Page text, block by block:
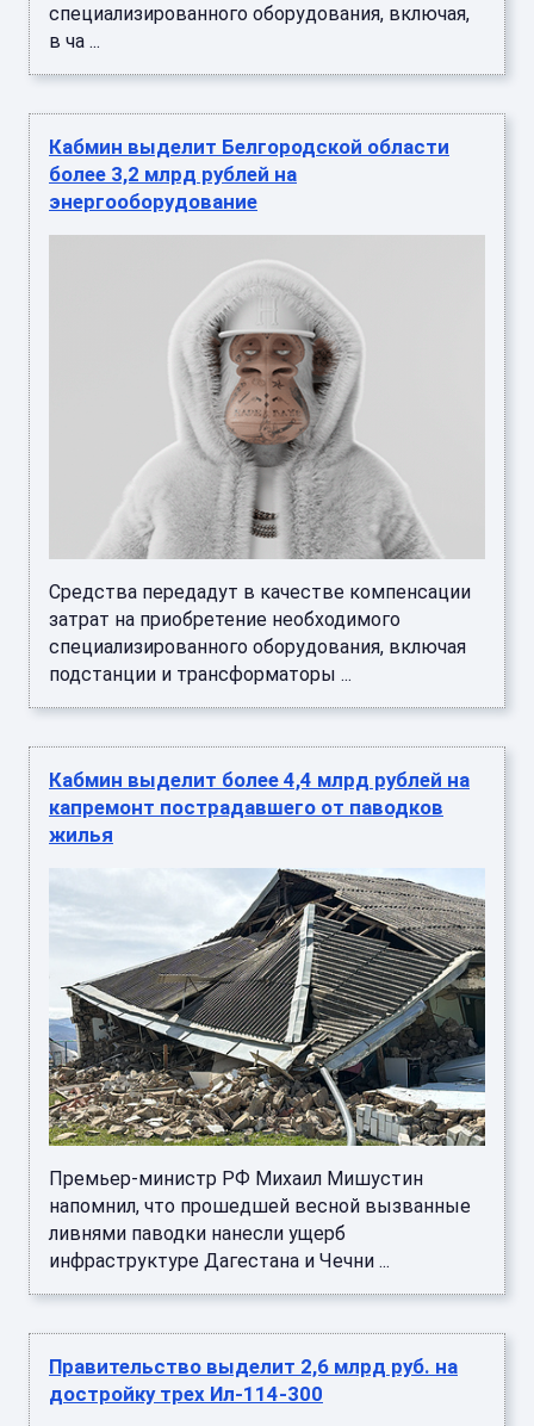
специализированного оборудования, включая,
в ча ...
Кабмин выделит Белгородской области
более 3,2 млрд рублей на
энергооборудование
Средства передадут в качестве компенсации
затрат на приобретение необходимого
специализированного оборудования, включая
подстанции и трансформаторы ...
Кабмин выделит более 4,4 млрд рублей на
капремонт пострадавшего от паводков
жилья
Премьер-министр РФ Михаил Мишустин
напомнил, что прошедшей весной вызванные
ливнями паводки нанесли ущерб
инфраструктуре Дагестана и Чечни ...
Правительство выделит 2,6 млрд руб. на
достройку трех Ил-114-300